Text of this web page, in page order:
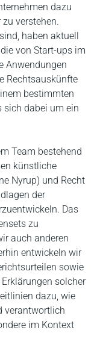
dazu
verstehen.
haben aktuell
von Start-ups im
Anwendungen
Rechtsauskünfte
bestimmten
sich dabei um ein
Team bestehend
künstliche
Nyrup) und Recht
der
Das
zu
auch anderen
entwickeln wir
sowie
solcher
dazu, wie
verantwortlich
im Kontext